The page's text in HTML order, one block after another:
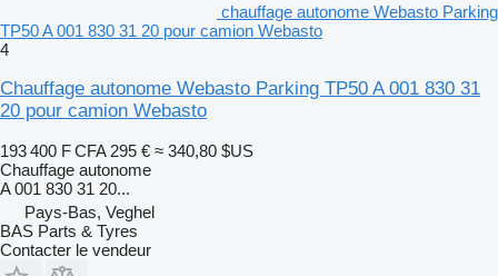
chauffage autonome Webasto Parking
TP50 A 001 830 31 20 pour camion Webasto
4
Chauffage autonome Webasto Parking TP50 A 001 830 31
20 pour camion Webasto
193 400 F CFA 295 € ≈ 340,80 $US
Chauffage autonome
A 001 830 31 20...
Pays-Bas, Veghel
BAS Parts & Tyres
Contacter le vendeur